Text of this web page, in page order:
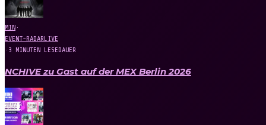
MIN ·
EVENT-RADARLIVE
· 3 MINUTEN LESEDAUER
NCHIVE zu Gast auf der MEX Berlin 2026